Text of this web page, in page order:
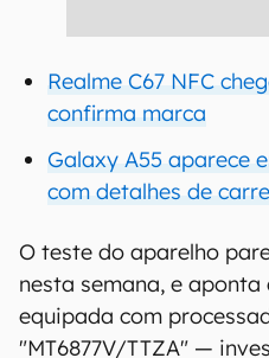
Realme C67 NFC
confirma marca
Galaxy A55 aparece
com detalhes de
O teste do aparelho
nesta semana, e
equipada com
"MT6877V/TTZA" —